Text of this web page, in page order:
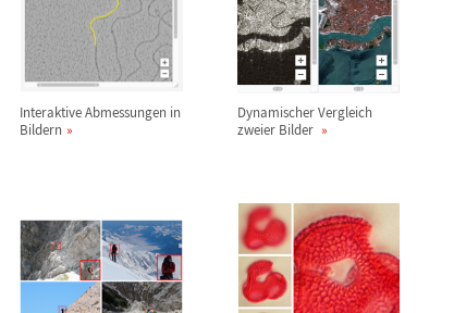
Interaktive Abmessungen in
Bildern
Dynamischer Vergleich
zweier Bilder